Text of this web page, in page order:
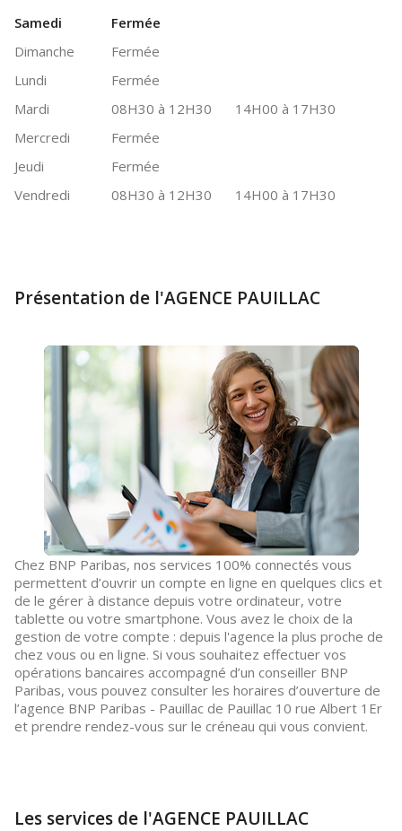
Samedi
Fermée
Dimanche
Fermée
Lundi
Fermée
Mardi
08H30 à 12H30
14H00 à 17H30
Mercredi
Fermée
Jeudi
Fermée
Vendredi
08H30 à 12H30 14H00 à 17H30
Présentation de l'AGENCE PAUILLAC
Chez BNP Paribas, nos services 100% connectés vous
permettent d’ouvrir un compte en ligne en quelques clics et
de le gérer à distance depuis votre ordinateur, votre
tablette ou votre smartphone. Vous avez le choix de la
gestion de votre compte : depuis l'agence la plus proche de
chez vous ou en ligne. Si vous souhaitez effectuer vos
opérations bancaires accompagné d’un conseiller BNP
Paribas, vous pouvez consulter les horaires d’ouverture de
l’agence BNP Paribas - Pauillac de Pauillac 10 rue Albert 1Er
et prendre rendez-vous sur le créneau qui vous convient.
Les services de l'AGENCE PAUILLAC